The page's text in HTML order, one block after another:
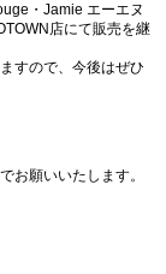
・Jamie エーエヌ
店にて販売を継
すので、今後はぜひ
お願いいたします。